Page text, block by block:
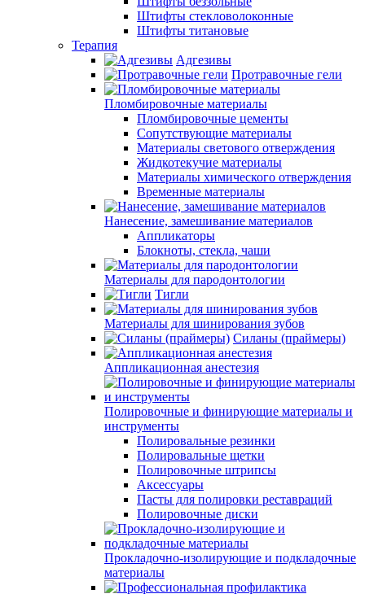
Штифты стекловолоконные
Штифты титановые
Терапия
Адгезивы
Протравочные гели
Пломбировочные материалы
Пломбировочные цементы
Сопутствующие материалы
Материалы светового отверждения
Жидкотекучие материалы
Материалы химического отверждения
Временные материалы
Нанесение, замешивание материалов
Аппликаторы
Блокноты, стекла, чаши
Материалы для пародонтологии
Тигли
Материалы для шинирования зубов
Силаны (праймеры)
Аппликационная анестезия
Полировочные и финирующие материалы и
инструменты
Полировальные резинки
Полировальные щетки
Полировочные штрипсы
Аксессуары
Пасты для полировки реставраций
Полировочные диски
Прокладочно-изолирующие и подкладочные
материалы